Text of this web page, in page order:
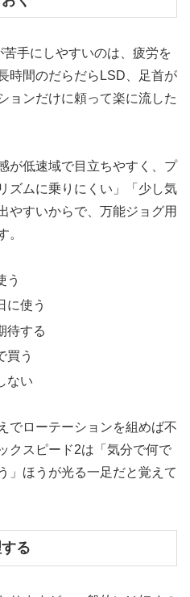
手にしやすいのは、疲労を
時間のだらだらLSD、足首が
ョンだけに頼って楽に流した
が低速域で目立ちやすく、プ
ズムに乗りにくい」「少し気
やすいからで、万能ジョグ用
。
う
に使う
待する
買う
ない
でローテーションを組めば不
クスピード2は「気分で何で
」ほうが光る一足だと覚えて
る